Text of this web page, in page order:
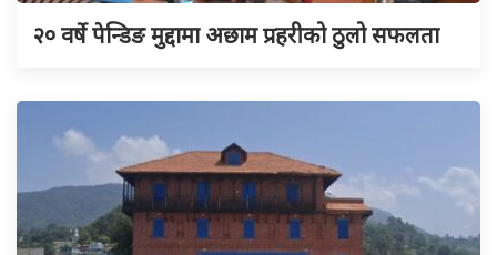
२० वर्षे पेन्डिङ मुद्दामा अछाम प्रहरीको ठुलो सफलता